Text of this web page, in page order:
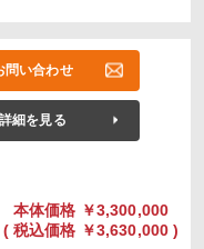
問い合わせ
詳細を見る
本体価格 ￥3,300,000
( 税込価格 ￥3,630,000 )